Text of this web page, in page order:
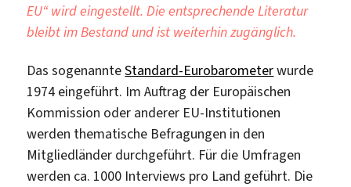
EU“ wird eingestellt. Die entsprechende Literatur
bleibt im Bestand und ist weiterhin zugänglich.
Das sogenannteStandard-Eurobarometerwurde
1974 eingeführt. Im Auftrag der Europäischen
Kommission oder anderer EU-Institutionen
werden thematische Befragungen in den
Mitgliedländer durchgeführt. Für die Umfragen
werden ca. 1000 Interviews pro Land geführt. Die